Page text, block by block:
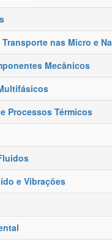
nas Micro e
Mecânicos
Processos Térmicos
e Vibrações